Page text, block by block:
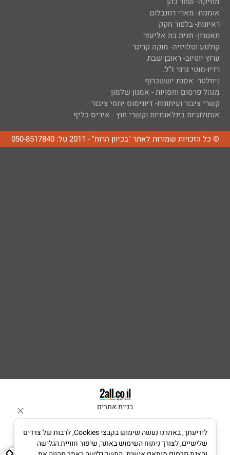
אומנות- מארי רוזנבלום
ראיונות- בלפור חקק
תאטרון- חגית בת אליעזר
קולנוע וטלויזיה- מוקה קריגר
ערוץ יוטיוב- ראובן שבת
רדיו-מוטי גרנר ז"ל.
ניוזלטר- אסנת יששכרוף
מנהל פרסום וחסויות - אמנון שלמון
קשרי ציבור ועיתונות- דיוניסוס יחסי ציבור
אנתולוגיות בינלאומיות וקשרי חוץ - איריס כליף
© כל הזכויות שמורות לאתר "בכיוון הרוח" - 2011 טל: 050-8517840
בניית אתרים
לידיעתך, באתרנו נעשה שימוש בקבצי Cookies, לרבות של צדדים
שלישיים, לצורך ניתוח השימוש באתר, שיפור חוויית הגלישה